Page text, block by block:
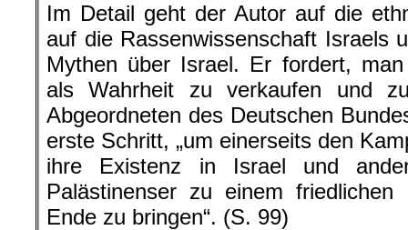
Im Detail geht der Autor auf die
auf die Rassenwissenschaft Israels
Mythen über Israel. Er fordert,
als Wahrheit zu verkaufen und
Abgeordneten des Deutschen
erste Schritt, „um einerseits den
ihre Existenz in Israel und
Palästinenser zu einem
Ende zu bringen“. (S. 99)